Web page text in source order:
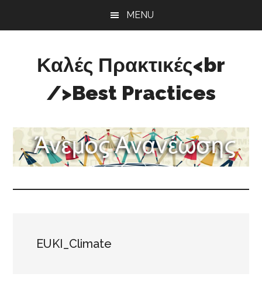
MENU
Καλές Πρακτικές<br
/>Best Practices
Ανανέωσης
EUKI_Climate